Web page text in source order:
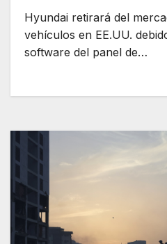
Hyundai retirará del
vehículos en EE.UU.
software del panel de…